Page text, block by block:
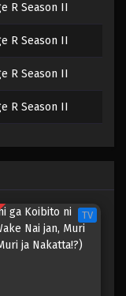
R Season II
R Season II
R Season II
R Season II
R Season II
R Season II
TV